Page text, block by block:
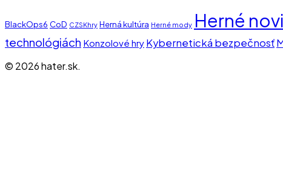
BlackOps6 CoD CZSKhry Herná kultúra Herné mody Herné
technológiách Konzolové hry Kybernetická bezpečnosť
© 2026 hater.sk.